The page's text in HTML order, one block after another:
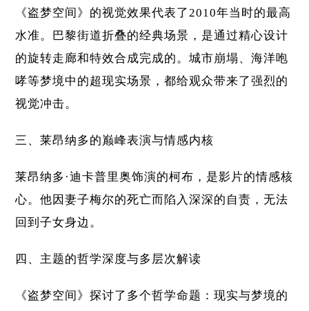
《盗梦空间》的视觉效果代表了2010年当时的最高
水准。巴黎街道折叠的经典场景，是通过精心设计
的旋转走廊和特效合成完成的。城市崩塌、海洋咆
哮等梦境中的超现实场景，都给观众带来了强烈的
视觉冲击。
三、莱昂纳多的巅峰表演与情感内核
莱昂纳多·迪卡普里奥饰演的柯布，是影片的情感核
心。他因妻子梅尔的死亡而陷入深深的自责，无法
回到子女身边。
四、主题的哲学深度与多层次解读
《盗梦空间》探讨了多个哲学命题：现实与梦境的